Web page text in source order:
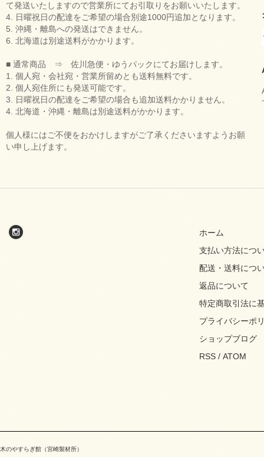
て発送いたしますので営業所にてお引取りをお願いいたします。
4. 日曜祝日の配達をご希望の場合別途1000円追加となります。
5. 沖縄・離島への発送はできません。
6. 北海道は別途送料がかかります。
■ 通常商品 ⇒ 佐川急便・ゆうパックにてお届けします。
1. 個人宛・会社宛・営業所留めとも送料無料です。
2. 個人宛住所にも発送可能です。
3. 日曜祝日の配達をご希望の場合も追加送料かかりません。
4. 北海道・沖縄・離島は別途送料がかかります。
個人様にはご不便をおかけしますがご了承くださいますようお願
い申し上げます。
ホーム
支払い方法につ
配送・送料につ
返品について
特定商取引法に
プライバシーポ
ショップブログ
RSS / ATOM
木のやすらぎ館（宮崎製材所）